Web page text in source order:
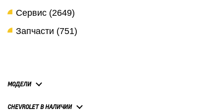
Сервис (2649)
Запчасти (751)
МОДЕЛИ
CHEVROLET В НАЛИЧИИ